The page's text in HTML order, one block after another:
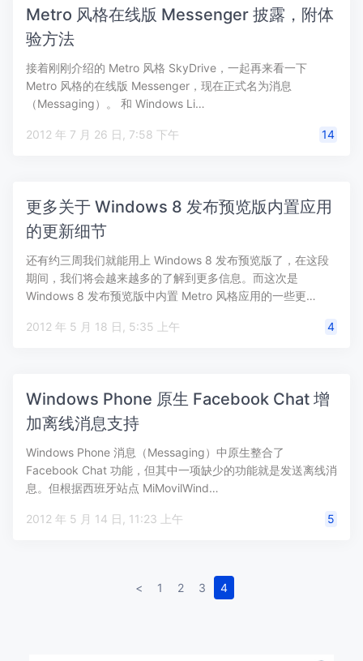
Metro 风格在线版 Messenger 披露，附体
验方法
接着刚刚介绍的 Metro 风格 SkyDrive，一起再来看一下
Metro 风格的在线版 Messenger，现在正式名为消息
（Messaging）。 和 Windows Li…
2012 年 7 月 26 日, 7:58 下午 14
更多关于 Windows 8 发布预览版内置应用
的更新细节
还有约三周我们就能用上 Windows 8 发布预览版了，在这段
期间，我们将会越来越多的了解到更多信息。而这次是
Windows 8 发布预览版中内置 Metro 风格应用的一些更…
2012 年 5 月 18 日, 5:35 上午 4
Windows Phone 原生 Facebook Chat 增
加离线消息支持
Windows Phone 消息（Messaging）中原生整合了
Facebook Chat 功能，但其中一项缺少的功能就是发送离线消
息。但根据西班牙站点 MiMovilWind…
2012 年 5 月 14 日, 11:23 上午 5
< 1 2 3 4